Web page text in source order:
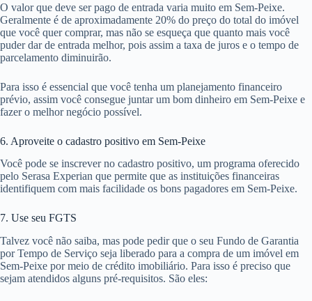
O valor que deve ser pago de entrada varia muito em Sem-Peixe.
Geralmente é de aproximadamente 20% do preço do total do imóvel
que você quer comprar, mas não se esqueça que quanto mais você
puder dar de entrada melhor, pois assim a taxa de juros e o tempo de
parcelamento diminuirão.
Para isso é essencial que você tenha um planejamento financeiro
prévio, assim você consegue juntar um bom dinheiro em Sem-Peixe e
fazer o melhor negócio possível.
6. Aproveite o cadastro positivo em Sem-Peixe
Você pode se inscrever no cadastro positivo, um programa oferecido
pelo Serasa Experian que permite que as instituições financeiras
identifiquem com mais facilidade os bons pagadores em Sem-Peixe.
7. Use seu FGTS
Talvez você não saiba, mas pode pedir que o seu Fundo de Garantia
por Tempo de Serviço seja liberado para a compra de um imóvel em
Sem-Peixe por meio de crédito imobiliário. Para isso é preciso que
sejam atendidos alguns pré-requisitos. São eles: